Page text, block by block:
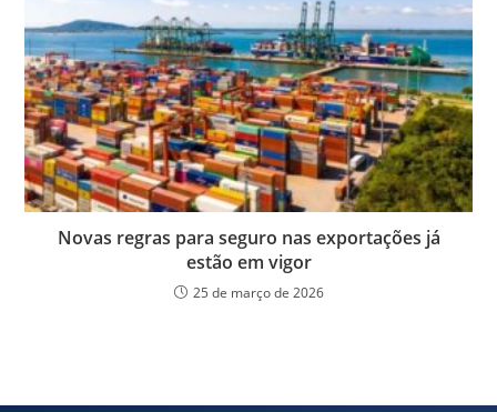
Novas regras para seguro nas exportações já
estão em vigor
25 de março de 2026